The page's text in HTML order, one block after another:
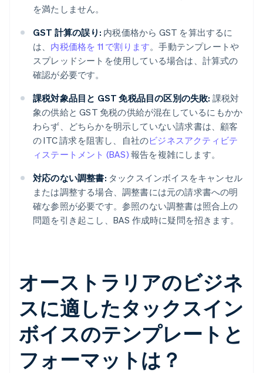
を満たしません。
GST 計算の誤り: 内税価格から GST を算出するに
は、 内税価格を 11 で割ります。手動テンプレートや
スプレッドシートを使用している場合は、計算式の
確認が必要です。
課税対象品目と GST 免税品目の区別の失敗: 課税対
象の供給と GST 免税の供給が混在しているにもかか
わらず、どちらかを明示していない請求書は、顧客
の ITC 請求を阻害し、自社のビジネスアクティビテ
ィステートメント (BAS) 報告を複雑にします。
対応のない調整書: タックスインボイスをキャンセル
または調整する場合、調整書には元の請求書への明
確な参照が必要です。参照のない調整書は照合上の
問題を引き起こし、BAS 作成時に疑問を招きます。
オーストラリアのビジネ
スに適したタックスイン
ボイスのテンプレートと
フォーマットは？